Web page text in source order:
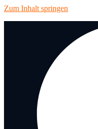
Zum Inhalt springen